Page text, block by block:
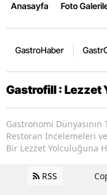
Anasayfa Foto
GastroHaber
Gastrofill : Lezzet
Gastronomi Dünyasının
Restoran İncelemeleri
Bir Lezzet Yolculuğuna
RSS